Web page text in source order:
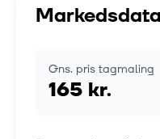
Gns. pris tagmaling
165 kr.